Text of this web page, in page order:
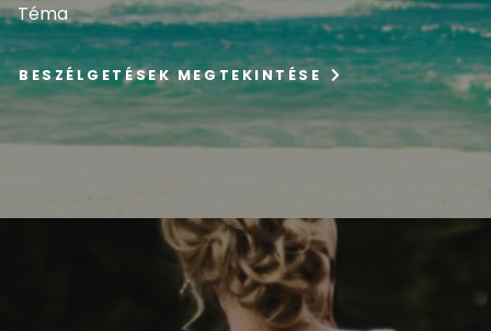
Téma
BESZÉLGETÉSEK MEGTEKINTÉSE